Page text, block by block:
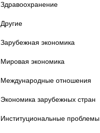
Здравоохранение
Другие
Зарубежная экономика
Мировая экономика
Международные отношения
Экономика зарубежных стран
Институциональные проблемы